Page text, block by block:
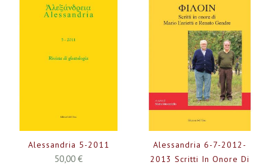
Alessandria 5-2011
50,00 €
Alessandria 6-7-2012-
2013 Scritti In Onore Di